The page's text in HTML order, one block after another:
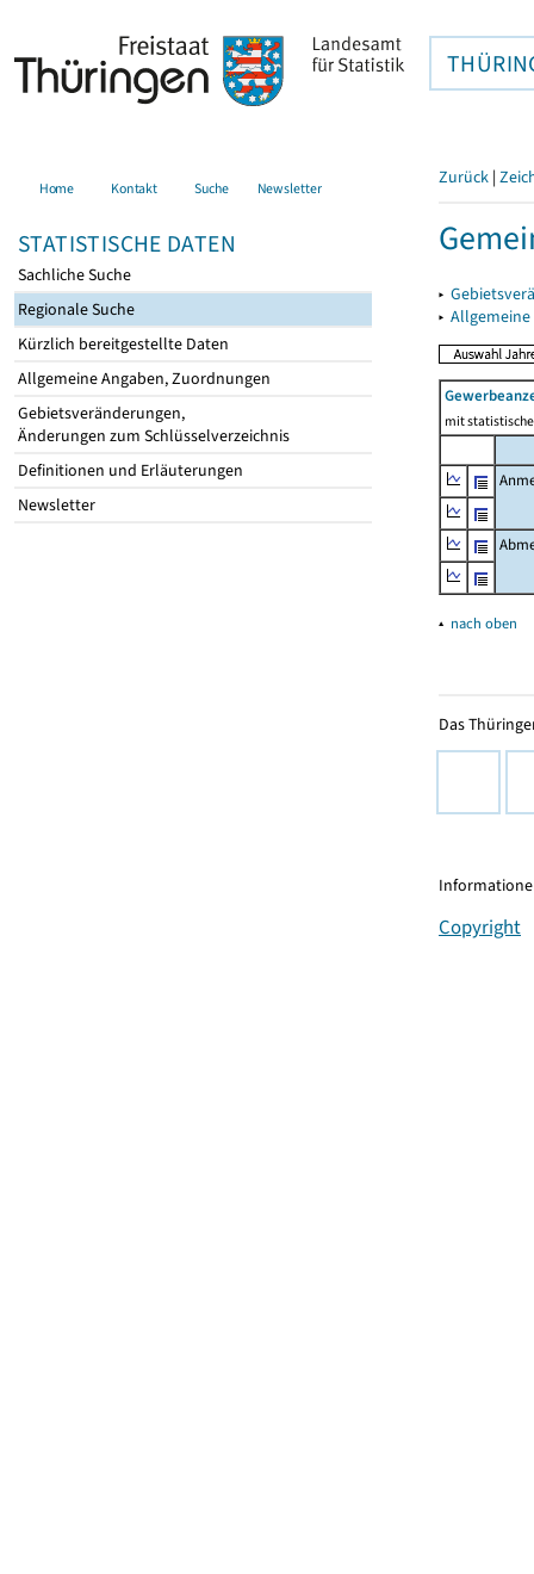
Home Kontakt Suche Newsletter
STATISTISCHE DATEN
Sachliche Suche
Regionale Suche
Kürzlich bereitgestellte Daten
Allgemeine Angaben, Zuordnungen
Gebietsveränderungen,
Änderungen zum Schlüsselverzeichnis
Definitionen und Erläuterungen
Newsletter
Zurück |
▸
▸
mit
▴ nach oben
Das
Copyright